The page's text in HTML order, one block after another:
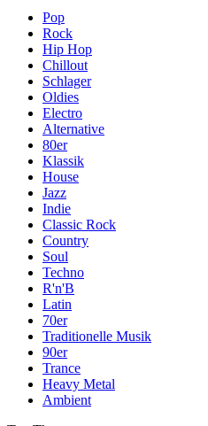
Pop
Rock
Hip Hop
Chillout
Schlager
Oldies
Electro
Alternative
80er
Klassik
House
Jazz
Indie
Classic Rock
Country
Soul
Techno
R'n'B
Latin
70er
Traditionelle Musik
90er
Trance
Heavy Metal
Ambient